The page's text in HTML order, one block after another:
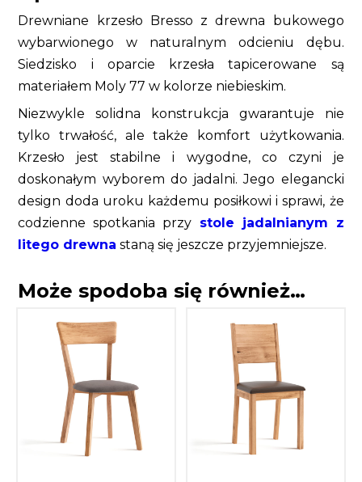
Drewniane krzesło Bresso z drewna bukowego
wybarwionego w naturalnym odcieniu dębu.
Siedzisko i oparcie krzesła tapicerowane są
materiałem Moly 77 w kolorze niebieskim.
Niezwykle solidna konstrukcja gwarantuje nie
tylko trwałość, ale także komfort użytkowania.
Krzesło jest stabilne i wygodne, co czyni je
doskonałym wyborem do jadalni. Jego elegancki
design doda uroku każdemu posiłkowi i sprawi, że
codzienne spotkania przy stole jadalnianym z
litego drewna staną się jeszcze przyjemniejsze.
Może spodoba się również…